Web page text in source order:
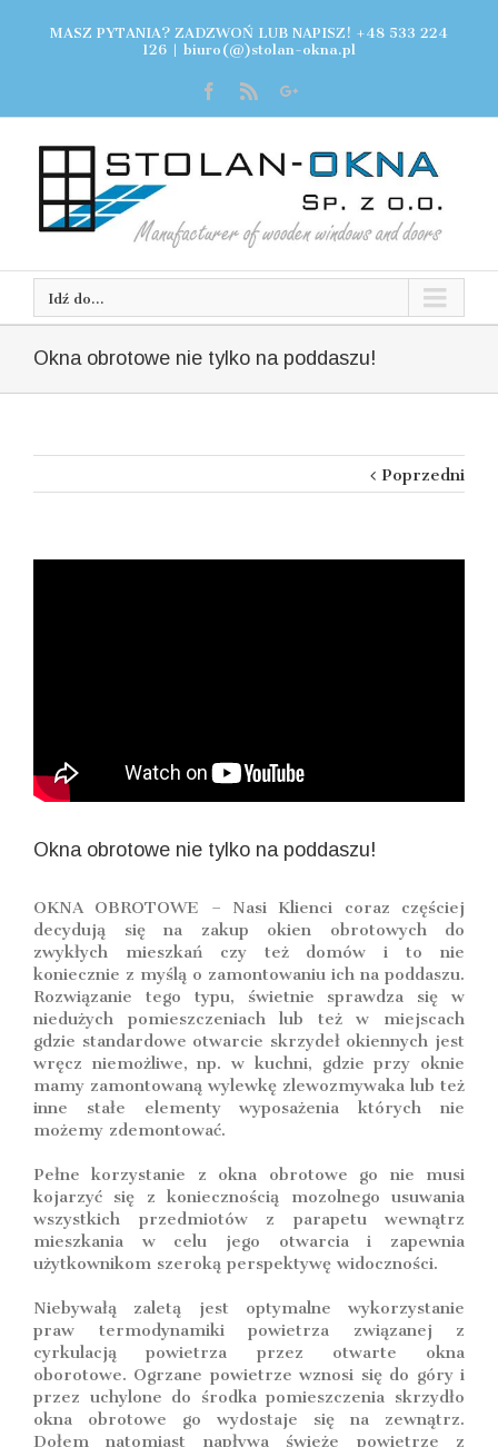
MASZ PYTANIA? ZADZWOŃ LUB NAPISZ! +48 533 224
126 | biuro(@)stolan-okna.pl
Idź do...
Okna obrotowe nie tylko na poddaszu!
Poprzedni
Okna obrotowe nie tylko na poddaszu!
OKNA OBROTOWE – Nasi Klienci coraz częściej
decydują się na zakup okien obrotowych do
zwykłych mieszkań czy też domów i to nie
koniecznie z myślą o zamontowaniu ich na poddaszu.
Rozwiązanie tego typu, świetnie sprawdza się w
niedużych pomieszczeniach lub też w miejscach
gdzie standardowe otwarcie skrzydeł okiennych jest
wręcz niemożliwe, np. w kuchni, gdzie przy oknie
mamy zamontowaną wylewkę zlewozmywaka lub też
inne stałe elementy wyposażenia których nie
możemy zdemontować.
Pełne korzystanie z okna obrotowe go nie musi
kojarzyć się z koniecznością mozolnego usuwania
wszystkich przedmiotów z parapetu wewnątrz
mieszkania w celu jego otwarcia i zapewnia
użytkownikom szeroką perspektywę widoczności.
Niebywałą zaletą jest optymalne wykorzystanie
praw termodynamiki powietrza związanej z
cyrkulacją powietrza przez otwarte okna
oborotowe. Ogrzane powietrze wznosi się do góry i
przez uchylone do środka pomieszczenia skrzydło
okna obrotowe go wydostaje się na zewnątrz.
Dołem natomiast napływa świeże powietrze z